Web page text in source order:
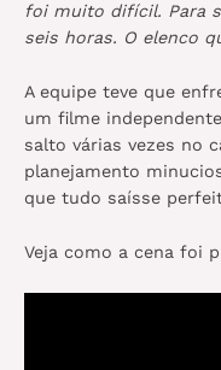
foi muito difícil. Para
seis horas. O elenco
A equipe teve que
um filme
salto várias vezes no
planejamento
que tudo saísse
Veja como a cena foi